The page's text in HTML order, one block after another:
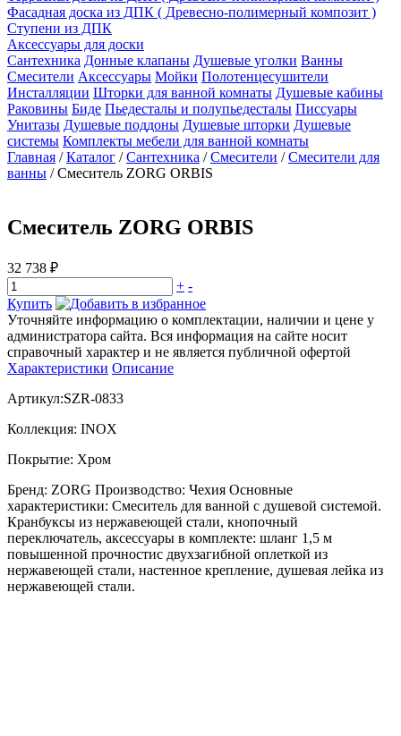
Фасадная доска из ДПК ( Древесно-полимерный композит )
Ступени из ДПК
Аксессуары для доски
Сантехника Донные клапаны Душевые уголки Ванны
Смесители Аксессуары Мойки Полотенцесушители
Инсталляции Шторки для ванной комнаты Душевые кабины
Раковины Биде Пьедесталы и полупьедесталы Писсуары
Унитазы Душевые поддоны Душевые шторки Душевые
системы Комплекты мебели для ванной комнаты
Главная / Каталог / Сантехника / Смесители / Смесители для
ванны /Смеситель ZORG ORBIS
Смеситель ZORG ORBIS
32 738 ₽
+ -
Купить
Уточняйте информацию о комплектации, наличии и цене у
администратора сайта. Вся информация на сайте носит
справочный характер и не является публичной офертой
Характеристики Описание
Артикул:SZR-0833
Коллекция: INOX
Покрытие: Хром
Бренд: ZORG Производство: Чехия Основные
характеристики: Смеситель для ванной с душевой системой.
Кранбуксы из нержавеющей стали, кнопочный
переключатель, аксессуары в комплекте: шланг 1,5 м
повышенной прочностис двухзагибной оплеткой из
нержавеющей стали, настенное крепление, душевая лейка из
нержавеющей стали.